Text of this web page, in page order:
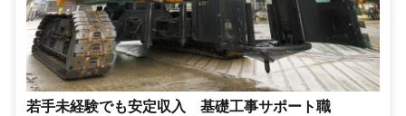
若手未経験でも安定収入 基礎工事サポート職